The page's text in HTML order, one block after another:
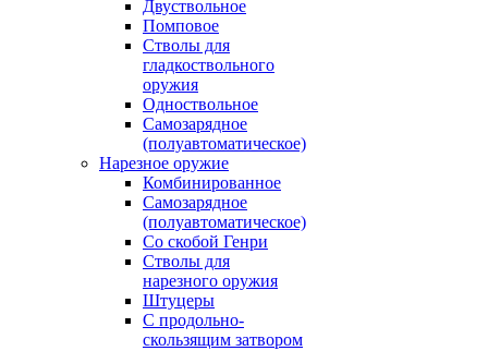
Двуствольное
Помповое
Стволы для
гладкоствольного
оружия
Одноствольное
Самозарядное
(полуавтоматическое)
Нарезное оружие
Комбинированное
Самозарядное
(полуавтоматическое)
Со скобой Генри
Стволы для
нарезного оружия
Штуцеры
С продольно-
скользящим затвором